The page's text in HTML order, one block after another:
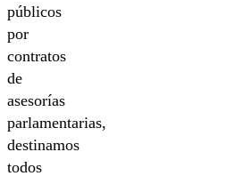
públicos
por
contratos
de
asesorías
parlamentarias,
destinamos
todos